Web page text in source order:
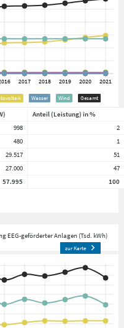
Wasser Wind Gesamt
Anteil (Leistung) in %
998
2
480
1
29.517
51
27.000
47
57.995 100
EEG-geförderter Anlagen (Tsd. kWh)
zur Karte